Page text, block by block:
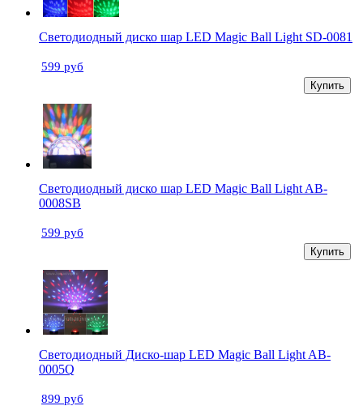
Светодиодный диско шар LED Magic Ball Light SD-0081
599 руб
Купить
Светодиодный диско шар LED Magic Ball Light AB-
0008SB
599 руб
Купить
Светодиодный Диско-шар LED Magic Ball Light AB-
0005Q
899 руб